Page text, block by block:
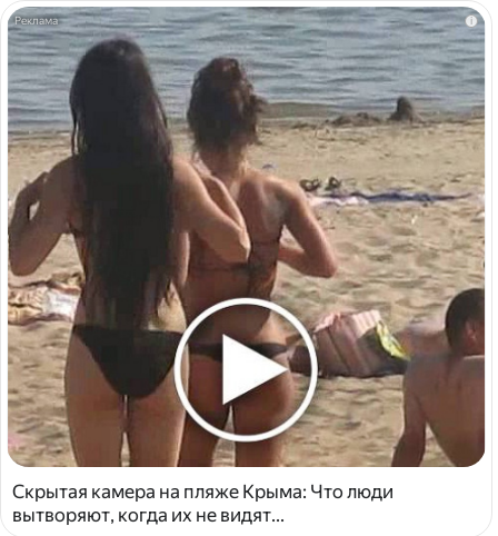
i
Скрытая камера на пляже Крыма: Что люди
вытворяют, когда их не видят...